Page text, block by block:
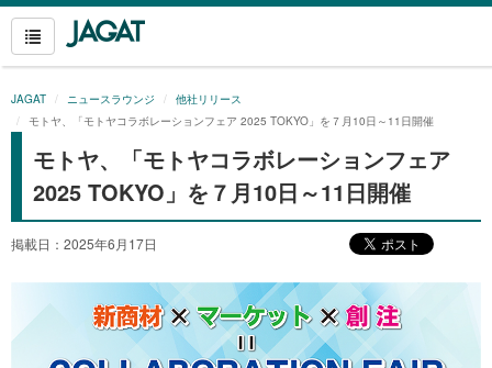
JAGAT ニュースラウンジ
他社リリース
モトヤ、「モトヤコラボレーションフェア 2025 TOKYO」を７月10日～11日開催
モトヤ、「モトヤコラボレーションフェア
2025 TOKYO」を７月10日～11日開催
掲載日：2025年6月17日